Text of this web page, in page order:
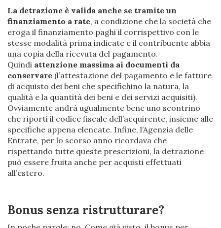
La detrazione è valida anche se tramite un
finanziamento a rate, a condizione che la società che
eroga il finanziamento paghi il corrispettivo con le
stesse modalità prima indicate e il contribuente abbia
una copia della ricevuta del pagamento.
Quindi attenzione massima ai documenti da
conservare (l’attestazione del pagamento e le fatture
di acquisto dei beni che specifichino la natura, la
qualità e la quantità dei beni e dei servizi acquisiti).
Ovviamente andrà ugualmente bene uno scontrino
che riporti il codice fiscale dell’acquirente, insieme alle
specifiche appena elencate. Infine, l’Agenzia delle
Entrate, per lo scorso anno ricordava che
rispettando tutte queste prescrizioni, la detrazione
può essere fruita anche per acquisti effettuati
all’estero.
Bonus senza ristrutturare?